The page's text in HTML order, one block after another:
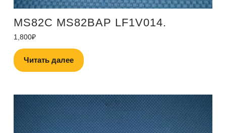
MS82C MS82BAP LF1V014.
1,800₽
Читать далее